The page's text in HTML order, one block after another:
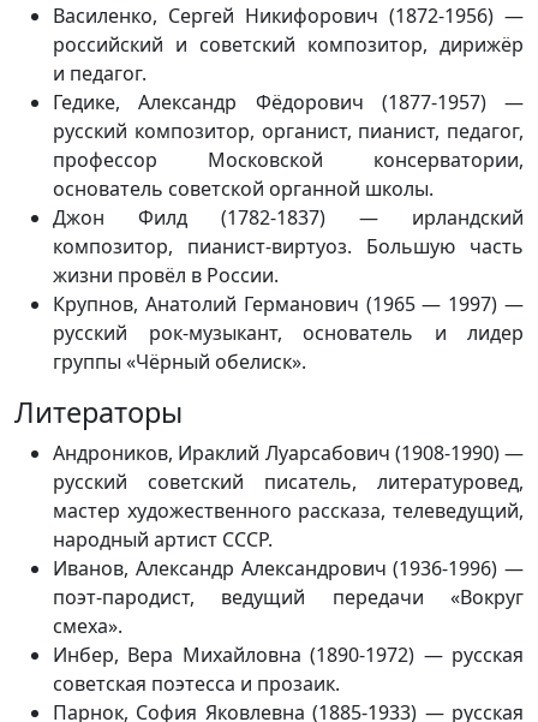
Василенко, Сергей Никифорович (1872-1956) —
российский и советский композитор, дирижёр
и педагог.
Гедике, Александр Фёдорович (1877-1957) —
русский композитор, органист, пианист, педагог,
профессор Московской консерватории,
основатель советской органной школы.
Джон Филд (1782-1837) — ирландский
композитор, пианист-виртуоз. Большую часть
жизни провёл в России.
Крупнов, Анатолий Германович (1965 — 1997) —
русский рок-музыкант, основатель и лидер
группы «Чёрный обелиск».
Литераторы
Андроников, Ираклий Луарсабович (1908-1990) —
русский советский писатель, литературовед,
мастер художественного рассказа, телеведущий,
народный артист СССР.
Иванов, Александр Александрович (1936-1996) —
поэт-пародист, ведущий передачи «Вокруг
смеха».
Инбер, Вера Михайловна (1890-1972) — русская
советская поэтесса и прозаик.
Парнок, София Яковлевна (1885-1933) — русская